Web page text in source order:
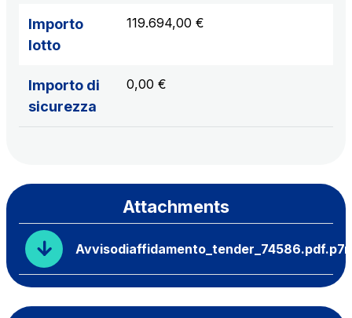
Importo
lotto
119.694,00 €
Importo di
sicurezza
0,00 €
Attachments